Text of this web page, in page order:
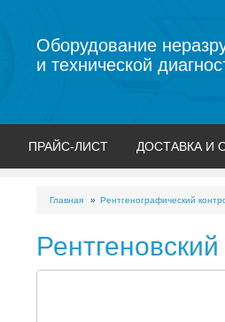
Оборудование
и технической
ПРАЙС-ЛИСТ ДОСТАВКА И
Главная Рентгенографический